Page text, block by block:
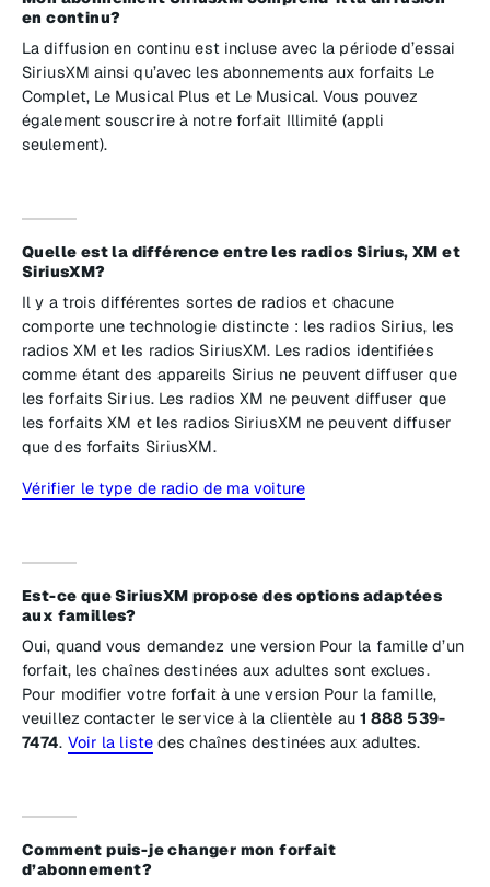
en continu?
La diffusion en continu est incluse avec la période d’essai
SiriusXM ainsi qu’avec les abonnements aux forfaits Le
Complet, Le Musical Plus et Le Musical. Vous pouvez
également souscrire à notre forfait Illimité (appli
seulement).
Quelle est la différence entre les radios Sirius, XM et
SiriusXM?
Il y a trois différentes sortes de radios et chacune
comporte une technologie distincte : les radios Sirius, les
radios XM et les radios SiriusXM. Les radios identifiées
comme étant des appareils Sirius ne peuvent diffuser que
les forfaits Sirius. Les radios XM ne peuvent diffuser que
les forfaits XM et les radios SiriusXM ne peuvent diffuser
que des forfaits SiriusXM.
Vérifier le type de radio de ma voiture
Est-ce que SiriusXM propose des options adaptées
aux familles?
Oui, quand vous demandez une version Pour la famille d’un
forfait, les chaînes destinées aux adultes sont exclues.
Pour modifier votre forfait à une version Pour la famille,
veuillez contacter le service à la clientèle au 1 888 539-
7474. Voir la listedes chaînes destinées aux adultes.
Comment puis-je changer mon forfait
d’abonnement?